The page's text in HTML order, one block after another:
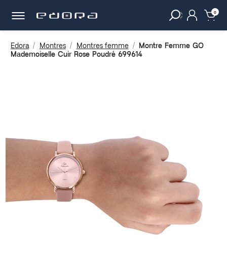
clear 0
Edora Montres Montres femme
Montre Femme GO
Mademoiselle Cuir Rose Poudré 699614